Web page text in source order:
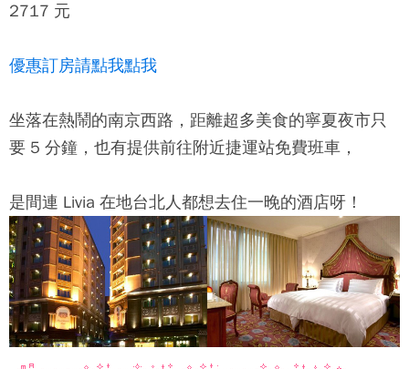
2717 元
優惠訂房請點我點我
坐落在熱鬧的南京西路，距離超多美食的寧夏夜市只
要 5 分鐘，也有提供前往附近捷運站免費班車，
是間連 Livia 在地台北人都想去住一晚的酒店呀！